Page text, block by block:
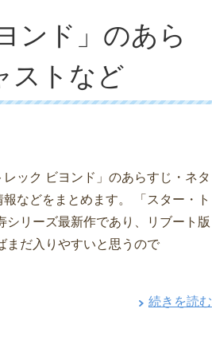
ンド」のあら
ストなど
ック ビヨンド」のあらすじ・ネタ
などをまとめます。 「スター・ト
シリーズ最新作であり、リブート版
まだ入りやすいと思うので
続きを読む